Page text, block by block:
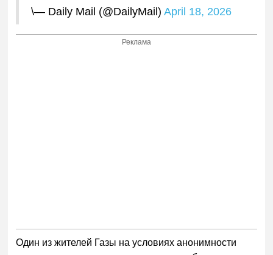
\— Daily Mail (@DailyMail)April 18, 2026
Реклама
Один из жителей Газы на условиях анонимности